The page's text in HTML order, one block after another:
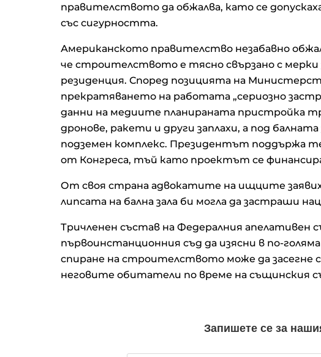
правителството да обжалва, като се
със сигурността.
Американското правителство незабавно
че строителството е тясно свързано с
резиденция. Според позицията на
прекратяването на работата „сериозно
данни на медиите планираната пристройка
дронове, ракети и други заплахи, а под
подземен комплекс. Президентът поддържа
от Конгреса, тъй като проектът се
От своя страна адвокатите на ищците
липсата на бална зала би могла да застраши
Тричленен състав на Федералния апелативен
първоинстанционния съд да изясни в по-
спиране на строителството може да засегне
неговите обитатели по време на същинския